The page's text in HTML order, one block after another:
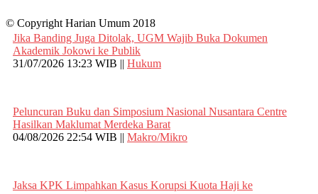
Jika Banding Juga Ditolak, UGM Wajib Buka Dokumen
Akademik Jokowi ke Publik
31/07/2026 13:23 WIB || Hukum
Peluncuran Buku dan Simposium Nasional Nusantara Centre
Hasilkan Maklumat Merdeka Barat
04/08/2026 22:54 WIB || Makro/Mikro
Jaksa KPK Limpahkan Kasus Korupsi Kuota Haji ke
© Copyright Harian Umum 2018